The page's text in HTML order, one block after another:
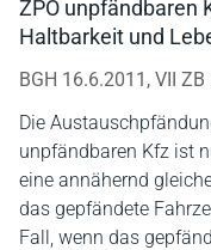
ZPO unpfändbaren
Haltbarkeit und
BGH 16.6.2011, VII
Die
unpfändbaren Kfz ist
eine annähernd
das gepfändete
Fall, wenn das